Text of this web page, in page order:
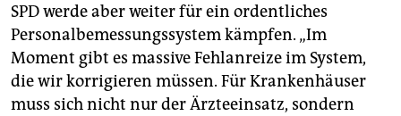
SPD werde aber weiter für ein ordentliches
Personalbemessungssystem kämpfen. „Im
Moment gibt es massive Fehlanreize im System,
die wir korrigieren müssen. Für Krankenhäuser
muss sich nicht nur der Ärzteeinsatz, sondern